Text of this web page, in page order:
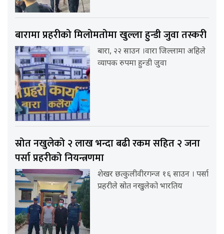
बारामा प्रहरीको मिलोमतोमा खुल्ला हुन्डी जुवा तस्करी
बारा, २२ साउन ।वारा जिल्लामा अहिले
व्यापक रुपमा हुन्डी जुवा
स्रोत नखुलेको २ लाख भन्दा बढी रकम सहित २ जना
पर्सा प्रहरीको नियन्त्रणमा
शेखर छत्कुलीवीरगन्ज १६ साउन । पर्सा
प्रहरीले स्रोत नखुलेको भारतिय